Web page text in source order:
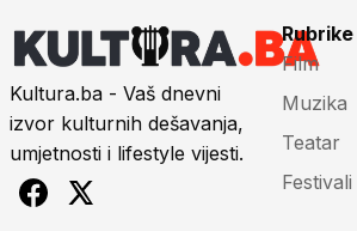
Kultura.ba - Vaš dnevni
izvor kulturnih dešavanja,
umjetnosti i lifestyle vijesti.
Rubrike
Film
Muzika
Teatar
Festivali